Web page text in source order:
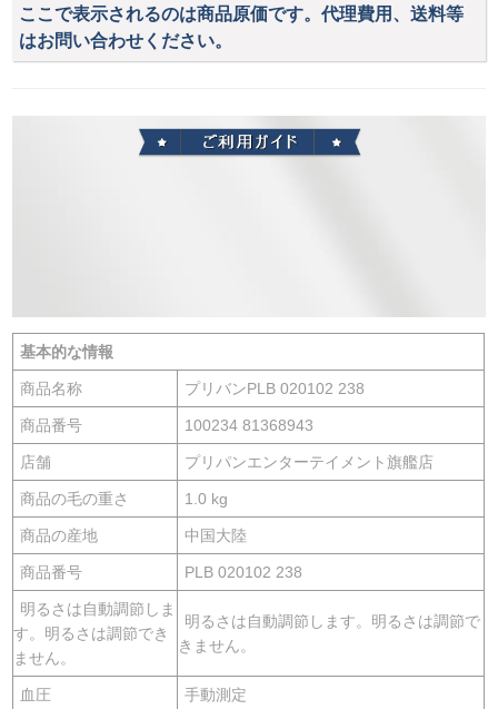
ここで表示されるのは商品原価です。代理費用、送料等
はお問い合わせください。
基本的な情報
商品名称 プリバンPLB 020102 238
商品番号 100234 81368943
店舗 プリパンエンターテイメント旗艦店
商品の毛の重さ 1.0 kg
商品の産地 中国大陸
商品番号 PLB 020102 238
明るさは自動調節しま
す。明るさは調節でき
ません。
明るさは自動調節します。明るさは調節で
きません。
血圧 手動測定